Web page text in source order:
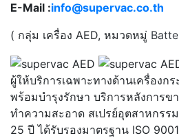
E-Mail :info@supervac.co.th
( กลุ่ม เครื่อง AED, หมวดหมู่
ผู้ให้บริการเฉพาะทางด้านเครื่องก
พร้อมบำรุงรักษา บริการหลังการข
ทำความสะอาด สเปรย์อุตสาหกร
25 ปี ได้รับรองมาตรฐาน ISO